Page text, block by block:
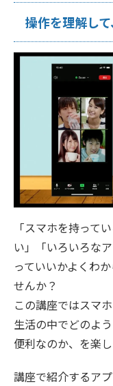
操作を理解し
「スマホを持って
い」「いろいろな
っていいかよくわ
せんか？
この講座ではスマ
生活の中でどのよ
便利なのか、を楽
講座で紹介するア